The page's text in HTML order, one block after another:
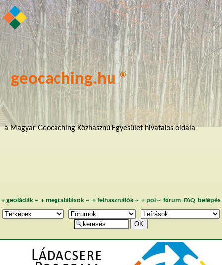
geocaching.hu ®
a Magyar Geocaching Közhasznú Egyesület hivatalos oldala
+ geoládák~ +megtalálások ~ + felhasználók~ + poi~ fórum FAQ belépés